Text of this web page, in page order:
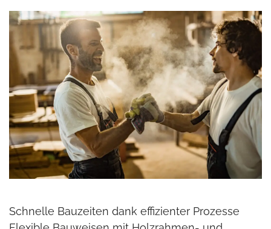
Schnelle Bauzeiten dank effizienter Prozesse